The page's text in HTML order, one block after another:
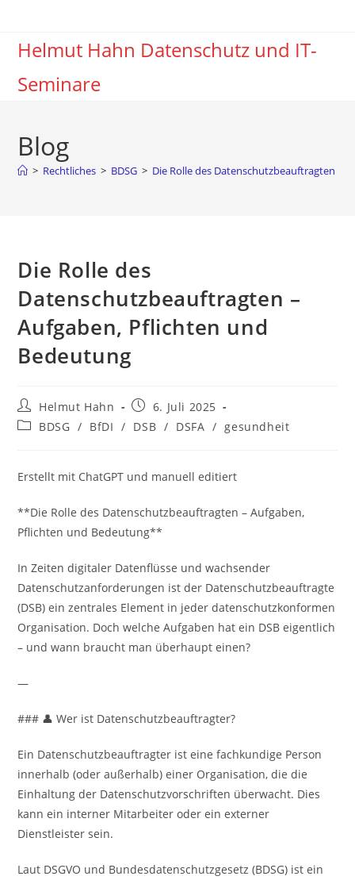
springenHelmut Hahn Datenschutz und IT-
Seminare
Blog
> Rechtliches > BDSG > Die Rolle des Datenschutzbeauftragten –
Die Rolle des
Datenschutzbeauftragten –
Aufgaben, Pflichten und
Bedeutung
Beitrags-
Autor:
Helmut Hahn
Beitrag
veröffentlicht:
6. Juli 2025
Beitrags-
BDSG / BfDI / DSB / DSFA / gesundheit
Erstellt mit ChatGPT und manuell editiert
**Die Rolle des Datenschutzbeauftragten – Aufgaben,
Pflichten und Bedeutung**
In Zeiten digitaler Datenflüsse und wachsender
Datenschutzanforderungen ist der Datenschutzbeauftragte
(DSB) ein zentrales Element in jeder datenschutzkonformen
Organisation. Doch welche Aufgaben hat ein DSB eigentlich
– und wann braucht man überhaupt einen?
—
### 👤 Wer ist Datenschutzbeauftragter?
Ein Datenschutzbeauftragter ist eine fachkundige Person
innerhalb (oder außerhalb) einer Organisation, die die
Einhaltung der Datenschutzvorschriften überwacht. Dies
kann ein interner Mitarbeiter oder ein externer
Dienstleister sein.
Laut DSGVO und Bundesdatenschutzgesetz (BDSG) ist ein